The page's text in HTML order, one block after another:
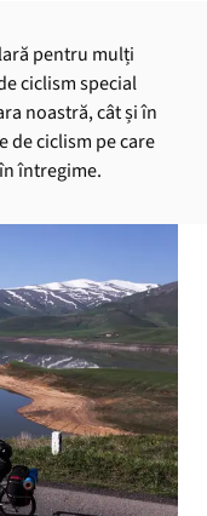
pentru mulți
ciclism special
noastră, cât și în
de ciclism pe care
întregime.